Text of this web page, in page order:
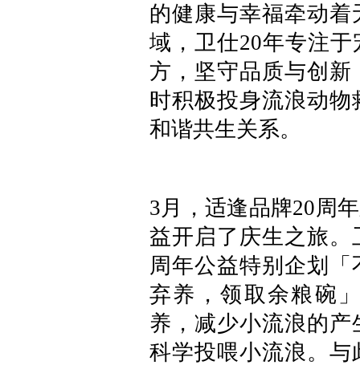
的健康与幸福牵动
域，卫仕20年专注
方，坚守品质与创
时积极投身流浪动
和谐共生关系。
3月，适逢品牌20周
益开启了庆生之旅
周年公益特别企划
弃养，领取余粮碗
养，减少小流浪的
科学投喂小流浪。与